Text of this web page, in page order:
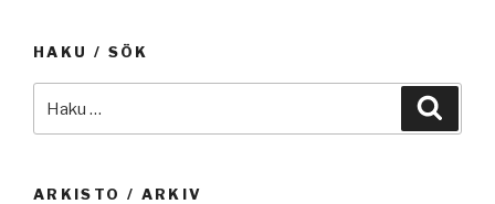
HAKU / SÖK
ARKISTO / ARKIV